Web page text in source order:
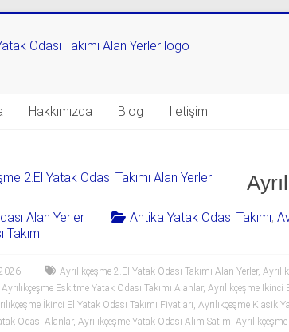
Hakkımızda Blog İletişim
Alan Yerler Antika Yatak Odası Takımı,
Ayrılıkçeşme 2.El Yatak Odası Takımı Alan Yerler,
Ayrılıkçeşme Eskitme Yatak Odası Takımı Alanlar, Ayrılıkçeşme İkinci
İkinci El Yatak Odası Takımı Fiyatları, Ayrılıkçeşme Klasik
Odası Alanlar, Ayrılıkçeşme Yatak Odası Alım Satım,